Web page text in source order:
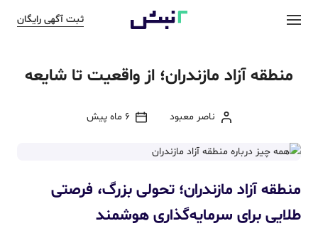
ثبت آگهی رایگان
منطقه آزاد مازندران؛ از واقعیت تا شایعه
ناصر معبود 6 ماه پیش
منطقه آزاد مازندران؛ تحولی بزرگ، فرصتی
طلایی برای سرمایه‌گذاری هوشمند